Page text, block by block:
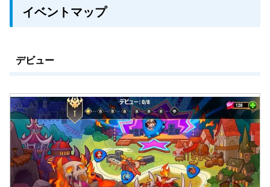
イベントマップ
デビュー